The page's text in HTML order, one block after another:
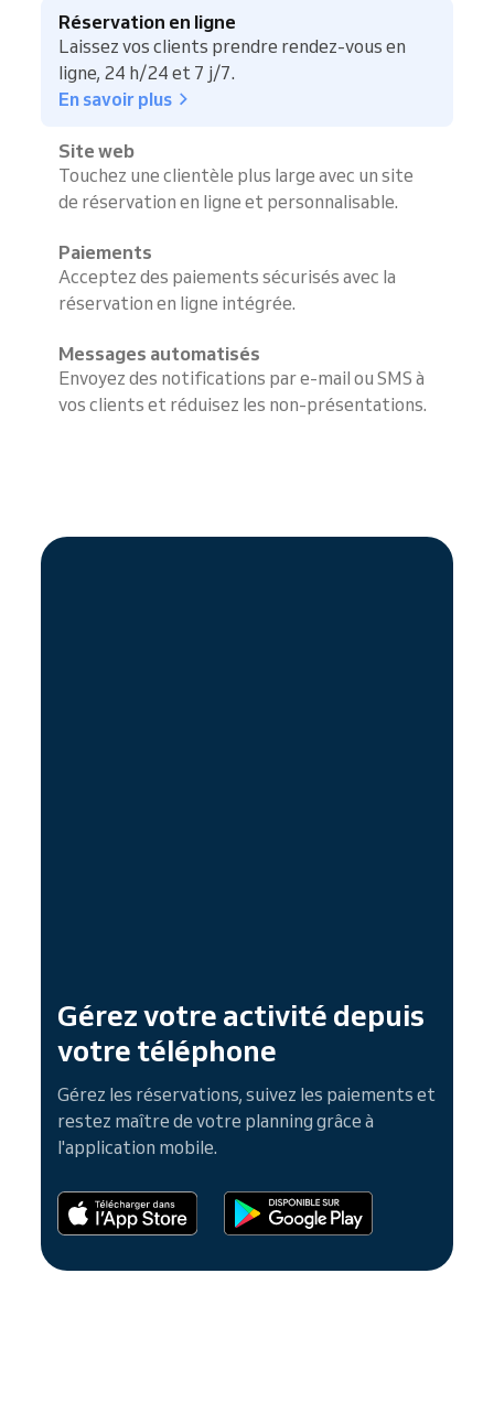
Réservation en ligne
Laissez vos clients prendre rendez-vous en
ligne, 24 h/24 et 7 j/7.
En savoir plus
Site web
Touchez une clientèle plus large avec un site
de réservation en ligne et personnalisable.
Paiements
Acceptez des paiements sécurisés avec la
réservation en ligne intégrée.
Messages automatisés
Envoyez des notifications par e-mail ou SMS à
vos clients et réduisez les non-présentations.
Gérez votre activité depuis
votre téléphone
Gérez les réservations, suivez les paiements et
restez maître de votre planning grâce à
l'application mobile.